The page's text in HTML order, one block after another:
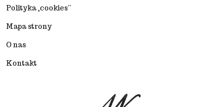
Polityka „cookies”
Mapa strony
O nas
Kontakt